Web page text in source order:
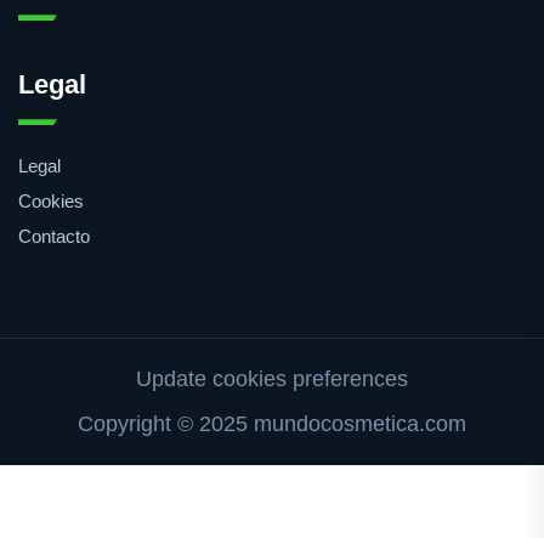
Legal
Legal
Cookies
Contacto
Update cookies preferences
Copyright © 2025 mundocosmetica.com